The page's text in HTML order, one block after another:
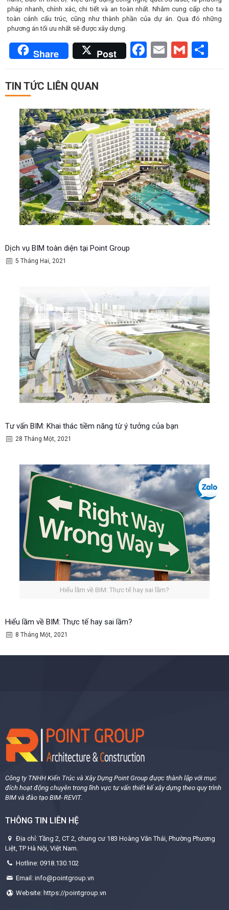
pháp nhanh, chính xác, chi tiết và an toàn nhất. Nhằm cung cấp cho ta
toàn cảnh cấu trúc, cũng như thành phần của dự án. Qua đó những
phương án tối ưu nhất sẽ được xây dựng.
Share Post Facebook
EmailGmail
TIN TỨC LIÊN QUAN
Dịch vụ BIM toàn diện tại Point Group
5 Tháng Hai, 2021
Tư vấn BIM: Khai thác tiềm năng từ ý tưởng của bạn
28 Tháng Một, 2021
Hiểu lầm về BIM: Thực tế hay sai lầm?
Hiểu lầm về BIM: Thực tế hay sai lầm?
8 Tháng Một, 2021
Công ty TNHH Kiến Trúc và Xây Dựng Point Group được thành lập với mục
đích hoạt động chuyên trong lĩnh vực tư vấn thiết kế xây dựng theo quy trình
BIM và đào tạo BIM- REVIT.
THÔNG TIN LIÊN HỆ
Địa chỉ: Tầng 2, CT 2, chung cư 183 Hoàng Văn Thái, Phường Phương
Liệt, TP Hà Nội, Việt Nam.
Hotline: 0918.130.102
Email: info@pointgroup.vn
Website: https://pointgroup.vn